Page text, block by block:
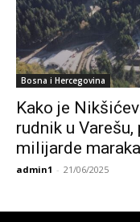
Bosna i Hercegovina
Kako je
rudnik u
milijarde maraka
admin1 - 21/06/2025